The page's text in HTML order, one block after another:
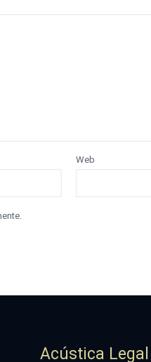
Web
Acústica Legal